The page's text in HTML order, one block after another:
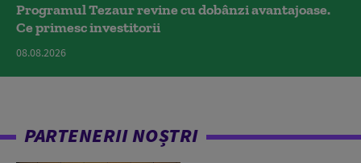
Programul Tezaur revine cu dobânzi avantajoase.
Ce primesc investitorii
08.08.2026
PARTENERII NOȘTRI